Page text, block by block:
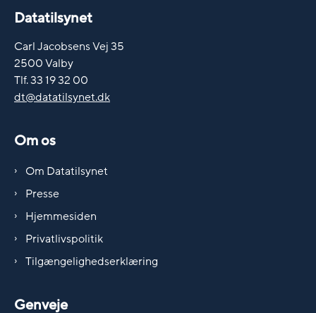
Datatilsynet
Carl Jacobsens Vej 35
2500 Valby
Tlf. 33 19 32 00
dt@datatilsynet.dk
Om os
Om Datatilsynet
Presse
Hjemmesiden
Privatlivspolitik
Tilgængelighedserklæring
Genveje